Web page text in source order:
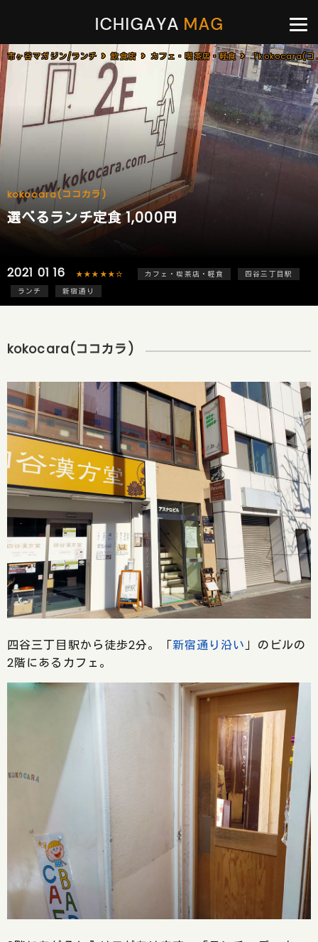
市ヶ谷マガジン/ランチ 飲食店 カフェ・喫茶店・軽食 「kokocara(ココカラ)」
kokocara(ココカラ)
選べるランチ定食 1,000円
2021 01 16 ★★★★★☆ カフェ・喫茶店・軽食
四谷三丁目駅
ランチ
新宿通り
kokocara(ココカラ)
四谷三丁目駅から徒歩2分。「新宿通り沿い」のビルの
2階にあるカフェ。